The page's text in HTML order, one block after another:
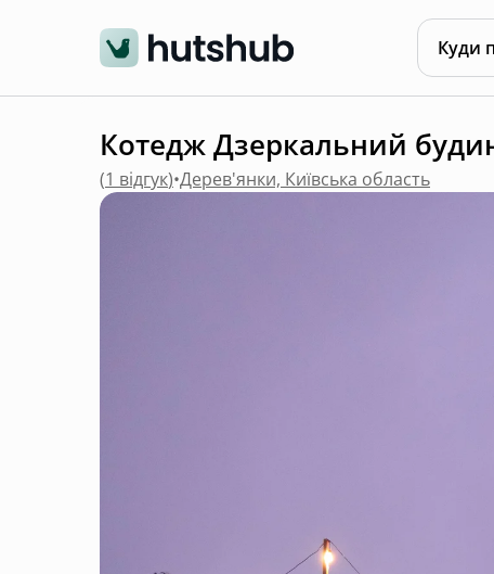
Куди
Котедж Дзеркальний
(1 відгук)•Дерев'янки, Київська область